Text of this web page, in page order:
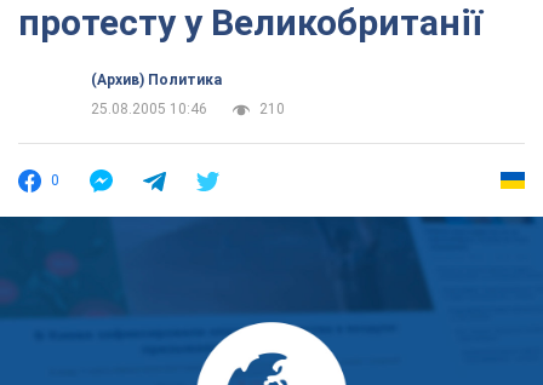
протесту у Великобританії
(Архив) Политика
25.08.2005 10:46
210
0